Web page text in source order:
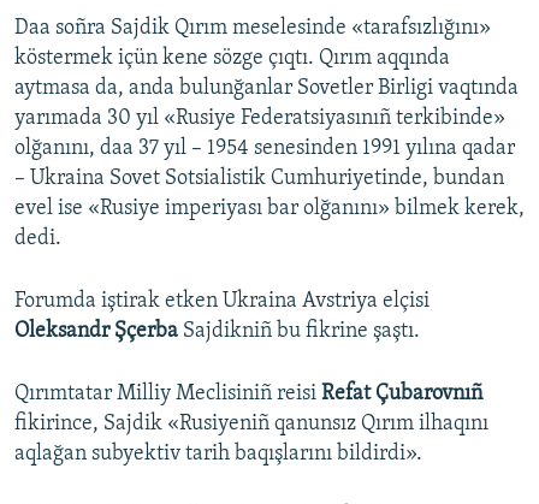
Daa soñra Sajdik Qırım meselesinde «tarafsızlığını»
köstermek içün kene sözge çıqtı. Qırım aqqında
aytmasa da, anda bulunğanlar Sovetler Birligi vaqtında
yarımada 30 yıl «Rusiye Federatsiyasınıñ terkibinde»
olğanını, daa 37 yıl – 1954 senesinden 1991 yılına qadar
– Ukraina Sovet Sotsialistik Cumhuriyetinde, bundan
evel ise «Rusiye imperiyası bar olğanını» bilmek kerek,
dedi.
Forumda iştirak etken Ukraina Avstriya elçisi
Oleksandr Şçerba Sajdikniñ bu fikrine şaştı.
Qırımtatar Milliy Meclisiniñ reisi Refat Çubarovnıñ
fikirince, Sajdik «Rusiyeniñ qanunsız Qırım ilhaqını
aqlağan subyektiv tarih baqışlarını bildirdi».